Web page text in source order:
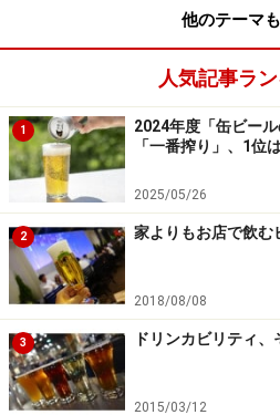
1本約5,000円ビールは、香りも楽
さて、飲んでみた感想ですが
リー系の酸味、そしてオーク
のも感じました。アルコール
ですが、とても飲みやすく、グ
んが、スルスル飲むことがで
の世界観を楽しめるような、
スに注いでから温度の変化を楽
いでしょうね。値段が値段です
くりと楽しみたいビールです。
他のテーマ
人気記事ラ
1
2024年度「缶ビー
「一番搾り」、1位
2025/05/26
2 家よりもお店で飲む
2018/08/08
3 ドリンカビリティ
2015/03/12